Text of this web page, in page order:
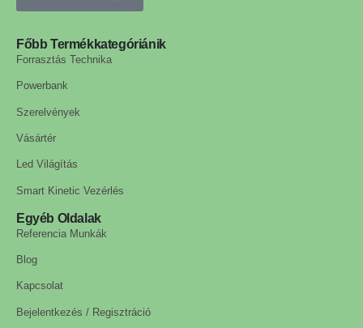
Főbb Termékkategóriánik
Forrasztás Technika
Powerbank
Szerelvények
Vásártér
Led Világítás
Smart Kinetic Vezérlés
Egyéb Oldalak
Referencia Munkák
Blog
Kapcsolat
Bejelentkezés / Regisztráció